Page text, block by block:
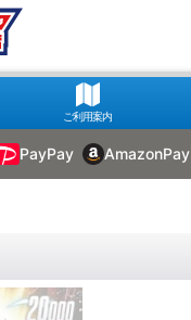
ご利用案内
PayPay AmazonPay